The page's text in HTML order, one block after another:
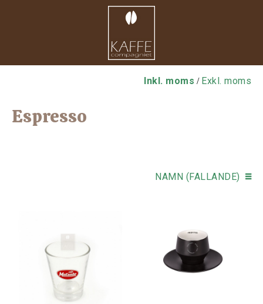
Inkl. moms / Exkl. moms
Espresso
NAMN (FALLANDE)